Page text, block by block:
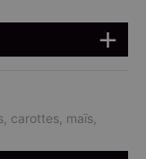
carottes, maïs,